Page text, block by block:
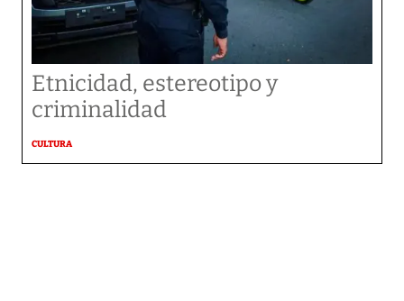
Etnicidad, estereotipo y
criminalidad
CULTURA